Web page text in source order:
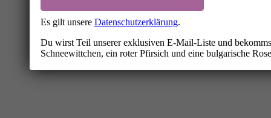
Es gilt unsere Datenschutzerklärung.
Du wirst Teil unserer exklusiven E-Mail-Liste und
Schneewittchen, ein roter Pfirsich und eine bulgarische